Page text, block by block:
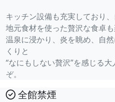
キッチン設備も充実しており
地元食材を使った贅沢な食卓も
温泉に浸かり、炎を眺め、自
くりと
“なにもしない贅沢”を感じる
ぞ。
全館禁煙